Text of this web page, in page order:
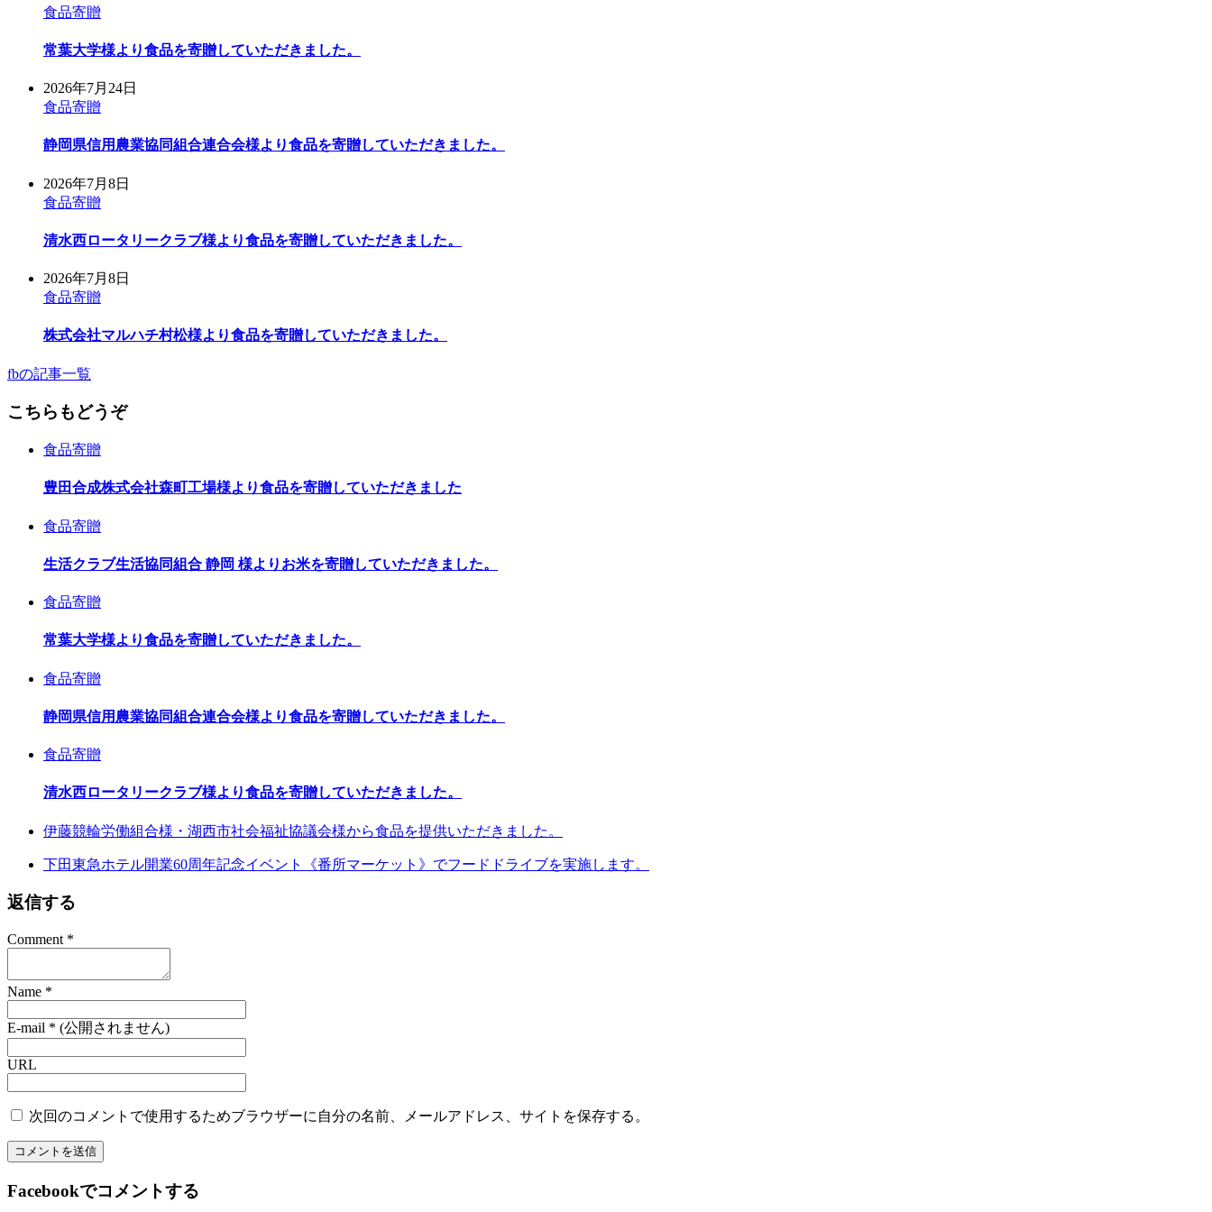
食品寄贈
常葉大学様より食品を寄贈していただきました。
2026年7月24日
食品寄贈
静岡県信用農業協同組合連合会様より食品を寄贈していただきました。
2026年7月8日
食品寄贈
清水西ロータリークラブ様より食品を寄贈していただきました。
2026年7月8日
食品寄贈
株式会社マルハチ村松様より食品を寄贈していただきました。
fbの記事一覧
こちらもどうぞ
食品寄贈
豊田合成株式会社森町工場様より食品を寄贈していただきました
食品寄贈
生活クラブ生活協同組合 静岡 様よりお米を寄贈していただきました。
食品寄贈
常葉大学様より食品を寄贈していただきました。
食品寄贈
静岡県信用農業協同組合連合会様より食品を寄贈していただきました。
食品寄贈
清水西ロータリークラブ様より食品を寄贈していただきました。
伊藤競輪労働組合様・湖西市社会福祉協議会様から食品を提供いただきました。
下田東急ホテル開業60周年記念イベント《番所マーケット》でフードドライブを実施します。
返信する
Comment *
Name *
E-mail * (公開されません)
URL
次回のコメントで使用するためブラウザーに自分の名前、メールアドレス、サイトを保存する。
Facebookでコメントする